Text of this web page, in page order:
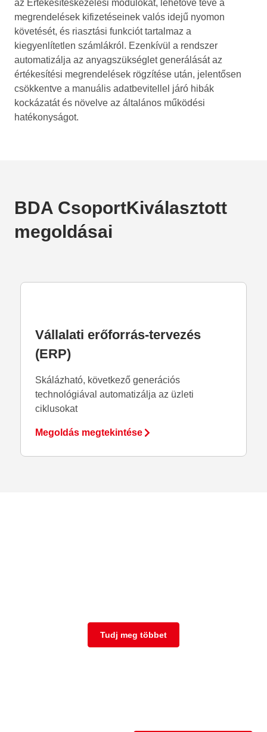
az Értékesítéskezelési modulokat, lehetővé téve a
megrendelések kifizetéseinek valós idejű nyomon
követését, és riasztási funkciót tartalmaz a
kiegyenlítetlen számlákról. Ezenkívül a rendszer
automatizálja az anyagszükséglet generálását az
értékesítési megrendelések rögzítése után, jelentősen
csökkentve a manuális adatbevitellel járó hibák
kockázatát és növelve az általános működési
hatékonyságot.
BDA CsoportKiválasztott
megoldásai
Vállalati erőforrás-tervezés
(ERP)
Skálázható, következő generációs
technológiával automatizálja az üzleti
ciklusokat
Megoldás megtekintése
Tudj meg többet